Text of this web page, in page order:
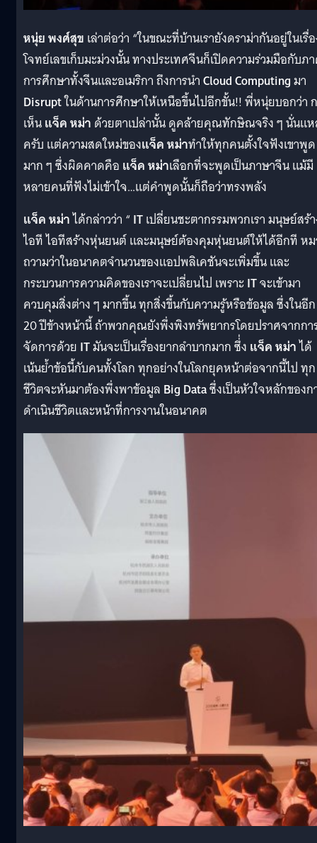
หนุ่ย พงศ์สุข เล่าต่อว่า “ในขณะที่บ้านเรายังดราม่ากันอยู่ในเรื่
โจทย์เลขเก็บมะม่วงนั้น ทางประเทศจีนก็เปิดความร่วมมือกับภ
การศึกษาทั้งจีนและอเมริกา ถึงการนำCloud Computingมา
Disruptในด้านการศึกษาให้เหนือขึ้นไปอีกขั้น!! พี่หนุ่ยบอกว่า
เห็นแจ็ค หม่า ด้วยตาเปล่านั้น ดูคล้ายคุณทักษิณจริง ๆ นั่นแ
ครับ แต่ความสดใหม่ของแจ็ค หม่าทำให้ทุกคนตั้งใจฟังเขาพูด
มาก ๆ ซึ่งผิดคาดคือ แจ็ค หม่าเลือกที่จะพูดเป็นภาษาจีน แม้มี
หลายคนที่ฟังไม่เข้าใจ…แต่คำพูดนั้นก็ถือว่าทรงพลัง
แจ็ค หม่าได้กล่าวว่า “ITเปลี่ยนชะตากรรมพวกเรา มนุษย์สร้
ไอที ไอทีสร้างหุ่นยนต์ และมนุษย์ต้องคุมหุ่นยนต์ให้ได้อีกที ห
ถวามว่าในอนาคตจำนวนของแอปพลิเคชันจะเพิ่มขึ้น และ
กระบวนการความคิดของเราจะเปลี่ยนไป เพราะITจะเข้ามา
ควบคุมสิ่งต่าง ๆ มากขึ้น ทุกสิ่งขึ้นกับความรู้หรือข้อมูล ซึ่งในอีก
20 ปีข้างหน้านี้ ถ้าพวกคุณยังพึ่งพิงทรัพยากรโดยปราศจากกา
จัดการด้วย ITมันจะเป็นเรื่องยากลำบากมาก ซึ่่ง แจ็ค หม่าได้
เน้นย้ำข้อนี้กับคนทั้งโลก ทุกอย่างในโลกยุคหน้าต่อจากนี้ไป ทุก
ชีวิตจะหันมาต้องพึ่งพาข้อมูล Big Dataซึ่งเป็นหัวใจหลักของก
ดำเนินชีวิตและหน้าที่การงานในอนาคต